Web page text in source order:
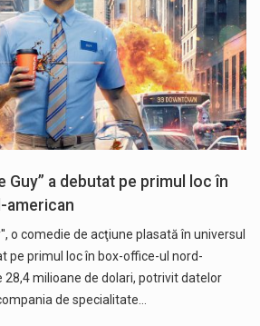
Guy” a debutat pe primul loc în
american
o comedie de acţiune plasată în universul
pe primul loc în box-office-ul nord-
28,4 milioane de dolari, potrivit datelor
de specialitate…